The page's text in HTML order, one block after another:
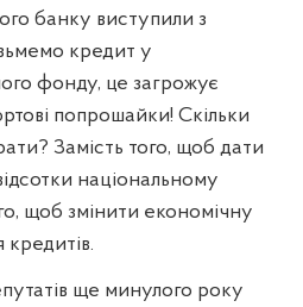
банку виступили з
кредит у
фонду, це загрожує
попрошайки! Скільки
Замість того, щоб дати
національному
щоб змінити економічну
кредитів.
ще минулого року